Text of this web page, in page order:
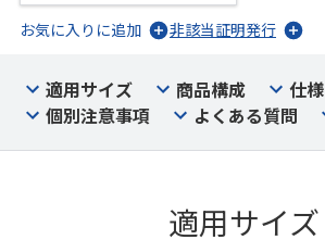
お気に入りに追加
非該当証明発行
適用サイズ 商品構成 仕様
個別注意事項
よくある質問
適用サイズ